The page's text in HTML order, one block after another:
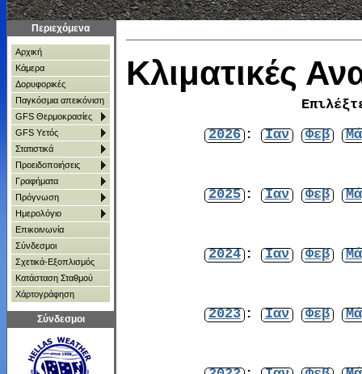
Περιεχόμενα
Αρχική
Κάμερα
Δορυφορικές
Παγκόσμια απεικόνιση
GFS Θερμοκρασίες
GFS Υετός
Στατιστικά
Προειδοποιήσεις
Γραφήματα
Πρόγνωση
Ημερολόγιο
Επικοινωνία
Σύνδεσμοι
Σχετικά-Εξοπλισμός
Κατάσταση Σταθμού
Χάρτoγράφηση
Σύνδεσμοι
Κλιματικές
2026 : Ιαν Φεβ
2025 : Ιαν Φεβ
2024 : Ιαν Φεβ
2023 : Ιαν Φεβ